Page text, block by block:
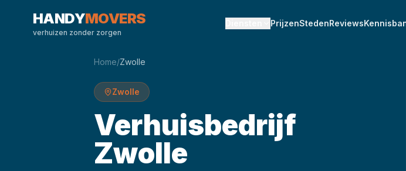
HANDYMOVERS
verhuizen zonder zorgen
PrijzenStedenReviews
Home/Zwolle
Zwolle
Verhuisbedrijf
Zwolle